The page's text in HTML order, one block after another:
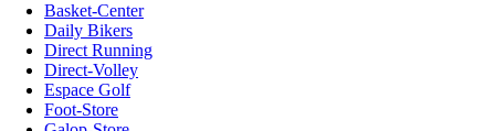
Basket-Center
Daily Bikers
Direct Running
Direct-Volley
Espace Golf
Foot-Store